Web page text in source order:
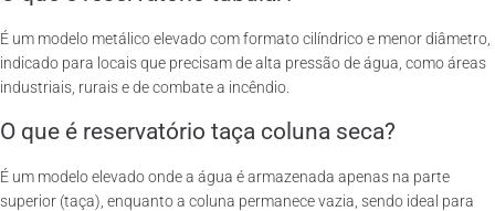
É um modelo metálico elevado com formato cilíndrico e menor diâmetro,
indicado para locais que precisam de alta pressão de água, como áreas
industriais, rurais e de combate a incêndio.
O que é reservatório taça coluna seca?
É um modelo elevado onde a água é armazenada apenas na parte
superior (taça), enquanto a coluna permanece vazia, sendo ideal para